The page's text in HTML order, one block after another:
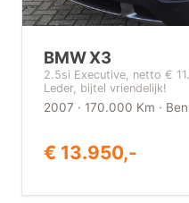
BMW X3
2.5si Executive, netto €
Leder, bijtel vriendelijk!
2007 · 170.000 Km ·
€ 13.950,-